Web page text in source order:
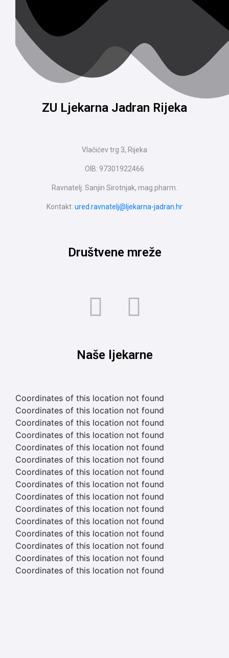
ZU Ljekarna Jadran Rijeka
Vlačićev trg 3, Rijeka
OIB: 97301922466
Ravnatelj: Sanjin Sirotnjak, mag.pharm.
Kontakt: ured.ravnatelj@ljekarna-jadran.hr
Društvene mreže
Naše ljekarne
Coordinates of this location not found
Coordinates of this location not found
Coordinates of this location not found
Coordinates of this location not found
Coordinates of this location not found
Coordinates of this location not found
Coordinates of this location not found
Coordinates of this location not found
Coordinates of this location not found
Coordinates of this location not found
Coordinates of this location not found
Coordinates of this location not found
Coordinates of this location not found
Coordinates of this location not found
Coordinates of this location not found